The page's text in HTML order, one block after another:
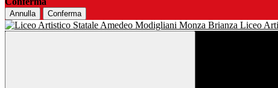
Annulla Conferma
Liceo